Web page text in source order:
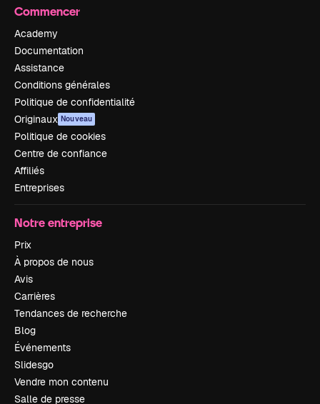
Commencer
Academy
Documentation
Assistance
Conditions générales
Politique de confidentialité
Originaux Nouveau
Politique de cookies
Centre de confiance
Affiliés
Entreprises
Notre entreprise
Prix
À propos de nous
Avis
Carrières
Tendances de recherche
Blog
Événements
Slidesgo
Vendre mon contenu
Salle de presse